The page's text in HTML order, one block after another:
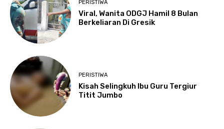
PERISTIWA
Viral, Wanita ODGJ Hamil 8 Bulan
Berkeliaran Di Gresik
PERISTIWA
Kisah Selingkuh Ibu Guru Tergiur
Titit Jumbo